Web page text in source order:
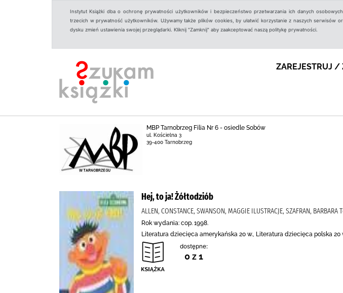
Instytut Książki dba o ochronę prywatności użytkowników i bezpieczeństwo przetwarzania ich danych
trzecich w prywatność użytkowników. Używamy także plików cookies, by ułatwić korzystanie z naszych serwisów
dysku zmień ustawienia swojej przeglądarki. Kliknij "Zamknij" aby zaakceptować naszą politykę prywatności.
ZAREJESTRUJ /
MBP Tarnobrzeg Filia Nr 6 - osiedle Sobów
ul. Kościelna 3
39-400 Tarnobrzeg
Hej, to ja! Żółtodziób
ALLEN, CONSTANCE, SWANSON, MAGGIE ILUSTRACJE, SZAFRAN, BARBARA
Rok wydania: cop. 1998.
Literatura dziecięca amerykańska 20 w., Literatura dziecięca polska
dostępne:
0 z 1